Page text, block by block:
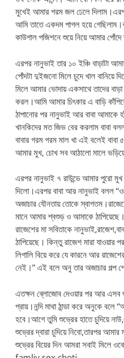
মুখেই আমার গরম জল ঢেলে
আমি তাতে একদম পাগল হয়ে
কাউগাল পজিশনে শুয়ে নিয়ে আমার পোঁদে
এরপর নানুভাই তার ১০ ইঞ্চি বাড়াটা
পোঁদটা দুইজনো মিলে চুদে খাল বানিয়ে
মিলে আমার ভোদায় একসাথে তাদের
করল।আমি আমার চিৎকার এ বাড়ি
ঠাপানোর পর নানুভাই আর বাবা
খানকিদের মত জিভ বের করলাম বাবা
বাবার গরম গরম মাল খা এই বলেই বাবা
আমার মুখ, চোখ সব আঠালো মালে
এরপর নানুভাই ৭ রাউন্ডে আমার পুরো
দিলো।এরপর বাবা আর নানুভাই বলল
অজাচার যৌনতায় তোকে
মানে আমার শ্বশুড় ও আমাকে
রাজেশের মা সবিতাকে
ঠাপিয়েছে। কিন্তু রাজেশ মারা যাওয়ার
লিগালি বিয়ে করে যে কারনে আর
নেই।” এই বলে অনু তার অজাচার গল্প
এতক্ষন ব্লোজোব দেওয়ার পর আর এসব
প্রায়।নন্দি মাথা ঠান্ডা করে অনুকে বলে
হবে।আগে তুমি শুভ্রের হাতে চুদিয়ে
শুভ্রের দ্বারা চুদিয়ে নিবো,তারপর আমার
শুভ্রের বিয়ের দিন আমরা সবাই মিলে